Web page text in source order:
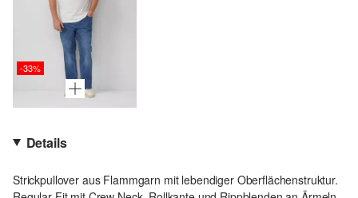
-33%
Details
Strickpullover aus Flammgarn mit lebendiger Oberflächenstruktur.